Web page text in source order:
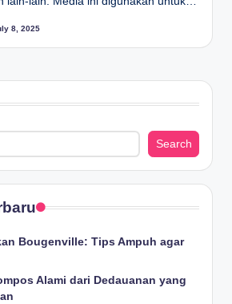
8, 2025
Search
Bougenville: Tips Ampuh agar
Alami dari Dedauanan yang